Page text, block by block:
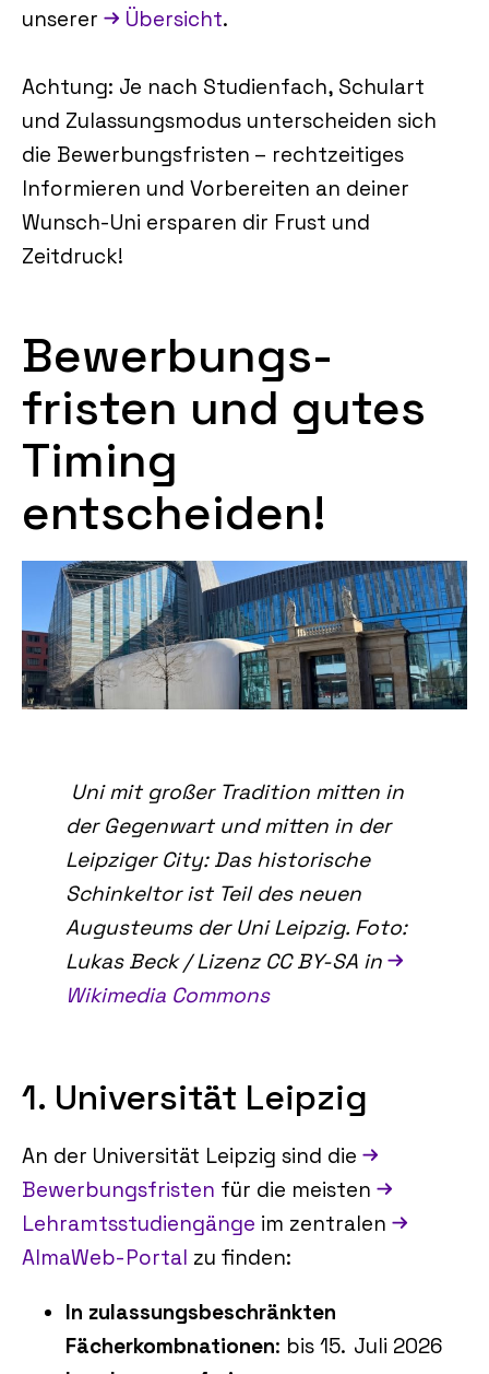
unserer
Übersicht.
Achtung: Je nach Studienfach, Schulart
und Zulassungsmodus unterscheiden sich
die Bewerbungsfristen – rechtzeitiges
Informieren und Vorbereiten an deiner
Wunsch-Uni ersparen dir Frust und
Zeitdruck!
Bewerbungs­
fristen und gutes
Timing
entscheiden!
Uni mit großer Tradition mitten in
der Gegenwart und mitten in der
Leipziger City: Das historische
Schinkeltor ist Teil des neuen
Augusteums der Uni Leipzig. Foto:
Lukas Beck / Lizenz CC BY-SA in
Wikimedia Commons
1. Universität Leipzig
An der Universität Leipzig sind die
Bewerbungsfristen für die meisten
Lehramtsstudiengänge im zentralen
AlmaWeb‑Portal zu finden:
In zulassungsbeschränkten
Fächerkombnationen: bis 15. Juli 2026